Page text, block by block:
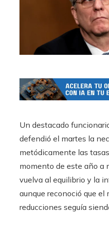
Un destacado
defendió el martes la
metódicamente las
momento de este año a
vuelva al equilibrio y la
aunque reconoció que el
reducciones seguía